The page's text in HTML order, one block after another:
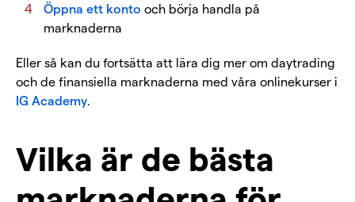
Öppna ett konto och börja handla på
marknaderna
Eller så kan du fortsätta att lära dig mer om daytrading
och de finansiella marknaderna med våra onlinekurser i
IG Academy.
Vilka är de bästa